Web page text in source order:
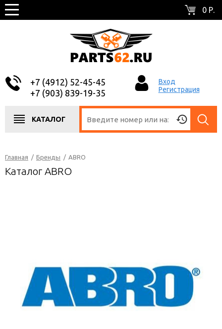
0 Р.
+7 (4912) 52-45-45
+7 (903) 839-19-35
Вход
Регистрация
КАТАЛОГ
Главная / Бренды / ABRO
Каталог ABRO